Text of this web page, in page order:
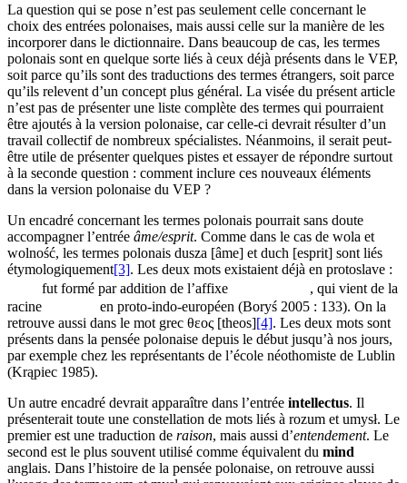
La question qui se pose n’est pas seulement celle concernant le
choix des entrées polonaises, mais aussi celle sur la manière de les
incorporer dans le dictionnaire. Dans beaucoup de cas, les termes
polonais sont en quelque sorte liés à ceux déjà présents dans le VEP,
soit parce qu’ils sont des traductions des termes étrangers, soit parce
qu’ils relevent d’un concept plus général. La visée du présent article
n’est pas de présenter une liste complète des termes qui pourraient
être ajoutés à la version polonaise, car celle-ci devrait résulter d’un
travail collectif de nombreux spécialistes. Néanmoins, il serait peut-
être utile de présenter quelques pistes et essayer de répondre surtout
à la seconde question : comment inclure ces nouveaux éléments
dans la version polonaise du VEP ?
Un encadré concernant les termes polonais pourrait sans doute
accompagner l’entrée âme/esprit. Comme dans le cas de wola et
wolność, les termes polonais dusza [âme] et duch [esprit] sont liés
étymologiquement[3]. Les deux mots existaient déjà en protoslave :
fut formé par addition de l’affixe
, qui vient de la
racine
en proto-indo-européen (Boryś 2005 : 133). On la
retrouve aussi dans le mot grec θεος [theos][4]. Les deux mots sont
présents dans la pensée polonaise depuis le début jusqu’à nos jours,
par exemple chez les représentants de l’école néothomiste de Lublin
(Krąpiec 1985).
Un autre encadré devrait apparaître dans l’entrée intellectus. Il
présenterait toute une constellation de mots liés à rozum et umysł. Le
premier est une traduction de raison, mais aussi d’entendement. Le
second est le plus souvent utilisé comme équivalent du mind
anglais. Dans l’histoire de la pensée polonaise, on retrouve aussi